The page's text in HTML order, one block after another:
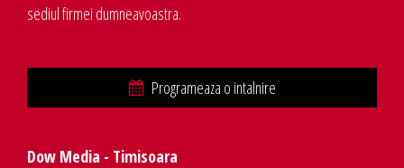
sediul firmei dumneavoastra.
Programeaza o intalnire
Dow Media - Timisoara